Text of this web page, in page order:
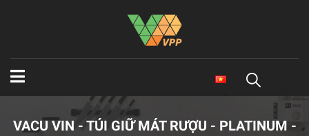
VACU VIN - TÚI GIỮ MÁT RƯỢU - PLATINUM -